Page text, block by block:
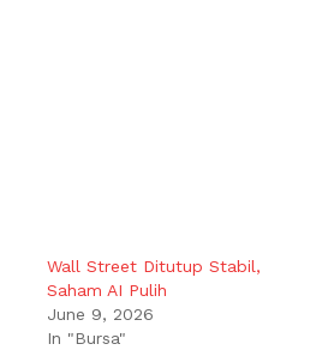
Wall Street Ditutup Stabil,
Saham AI Pulih
June 9, 2026
In "Bursa"